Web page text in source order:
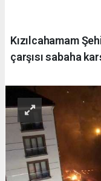
Kızılcahamam
çarşısı sabaha